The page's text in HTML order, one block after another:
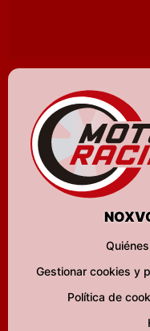
Gestionar cookies y
Política de